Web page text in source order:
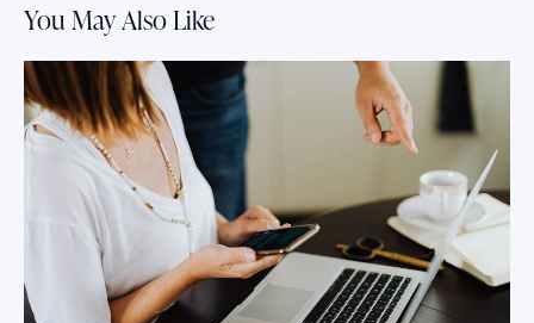
You May Also Like